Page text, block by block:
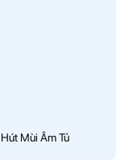
Hút Mùi Âm Tủ